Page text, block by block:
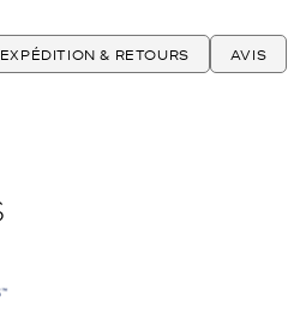
EXPÉDITION & RETOURS AVIS